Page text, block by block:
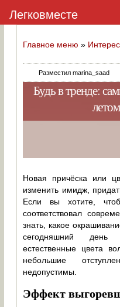
Главное меню »
Разместил marina_saad
Будь в тренде:
Новая причёска или
изменить имидж,
Если вы хотите,
соответствовал
знать, какое
сегодняшний
естественные цвета
небольшие
недопустимы.
Эффект
Легковместе